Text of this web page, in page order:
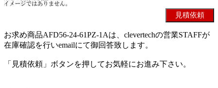
お求め商品AFD56-24-61PZ-1Aは、clevertechの営業STAFFが
在庫確認を行いemailにて御回答致します。
「見積依頼」ボタンを押してお気軽にお進み下さい。